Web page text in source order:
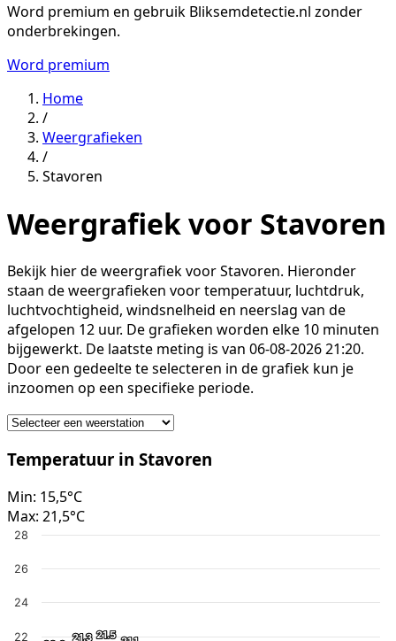
Word premium en gebruik Bliksemdetectie.nl zonder
onderbrekingen.
Word premium
Home
/
Weergrafieken
/
Stavoren
Weergrafiek voor Stavoren
Bekijk hier de weergrafiek voor Stavoren. Hieronder
staan de weergrafieken voor temperatuur, luchtdruk,
luchtvochtigheid, windsnelheid en neerslag van de
afgelopen 12 uur. De grafieken worden elke 10 minuten
bijgewerkt. De laatste meting is van 06-08-2026 21:20.
Door een gedeelte te selecteren in de grafiek kun je
inzoomen op een specifieke periode.
Temperatuur in Stavoren
Min: 15,5°C
Max: 21,5°C
21.3
21.3 21.5
21.5
22
24
26
28